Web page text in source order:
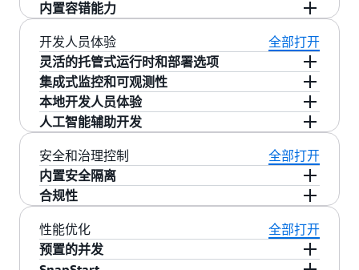
率，并在空闲期间缩减到零，无需手动配置。每
个 Lambda 函数每 10 秒可以递增地纵向扩展到
1,000 个并发执行，直到达到账户的并发限制。
AWS Lambda 原生集成了 220 多个 AWS 服务和
50 个 SaaS 应用程序，无需编写自定义代码即可
更快、更轻松地实现应用程序组合和创新。
内置容错能力
AWS Lambda 在具备高可用性的 AWS 基础设施上
运行，AWS 负责管理跨多个可用区和区域的容错
能力。您可以通过AWS Lambda 耐用函数
来进一
步增强应用程序弹性和保持进度，这些耐用函数
提供了内置的错误处理、自动重试和故障后恢复
功能。
开发人员体验
全部打开
灵活的托管式运行时和部署选项
AWS Lambda 原生支持 Java、Go、PowerShell、
Node.js、C#、Python 和 Ruby 代码以及自定义运
行时，使您无需学习新工具或框架即可使用自己
的首选运行时或任何编程语言。您可以将代码打
包为 ZIP 文件或容器映像，并通过多种方法进行
部署，包括 AWS 管理控制台、基础设施即代码
（IaC）或 CI/CD 管道。
集成式监控和可观测性
AWS Lambda 集成了一整套安全、可观测性和合
规性服务，可对安全威胁发出警报或自动修复。
AWS Lambda 会自动捕获日志、指标和轨迹并将
它们发送给Amazon CloudWatch
AWS X-Ray
等 AWS 监控和可观测性服务，以提供内置的监控
功能。借助Application Signals，AWS Lambda 提
供了开箱即用的应用程序性能监控（APM）工
具，用来跟踪无服务器应用程序中的吞吐量、可
本地开发人员体验
AWS Lambda 提供全面的工具和功能，以增强本
地开发体验。您可以使用“
在 Visual Studio Code
中打开”功能将代码从管理控制台无缝带至本地环
境。您可以使用常用 IDE（例如 VS Code）的专用
工具包直接从 IDE 编写、构建、调试、测试和部
署 Lambda 函数。AWS Lambda 还支持对云函数
进行远程调试
和本地测试，使应用程序能够根据
人工智能辅助开发
AWS Lambda 使您能够通过 AI 辅助工具和功能更
少地编写代码并更快地构建应用程序。
AWS Lambda 的模型上下文协议（MCP）服务器
使生成式人工智能模型能够访问并将 Lambda 函
数作为工具使用，无需更改代码即可与私有资源
和 AWS 服务进行安全交互。
通过
安全和治理控制
全部打开
内置安全隔离
AWS Lambda 使用由Firecracker在 AWS Nitro
System 上创建的微型虚拟机 (MicroVM) 执行函
数，提供从不在函数、客户或 AWS 账户之间共享
的专用计算资源。启用租户隔离模式后，Lambda
合规性
AWS Lambda 定期接受第三方审计，并通过了各
种合规计划的认证，包括
和
ISO。有关 Lambda 认证和合规性就绪性的最新信
性能优化
全部打开
预置的并发